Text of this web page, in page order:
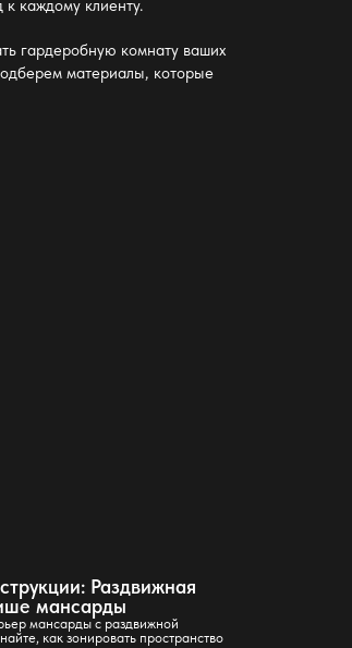
к каждому клиенту.
гардеробную комнату ваших
материалы, которые
Раздвижная
мансарды
мансарды с раздвижной
как зонировать пространство